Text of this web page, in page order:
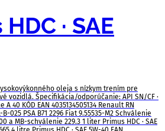
· SAE
oleja s nízkym trením pre
vozidlá. Špecifikácia/odporúčanie: API SN/CF ·
A 40 KÓD EAN 4035134505134 Renault RN
025 PSA B71 2296 Fiat 9.55535-M2 Schválenie
a MB-schválenie 229.3 1 liter Primus HDC · SAE